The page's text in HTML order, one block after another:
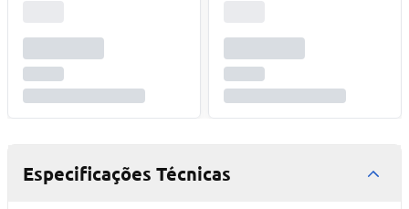
Especificações Técnicas